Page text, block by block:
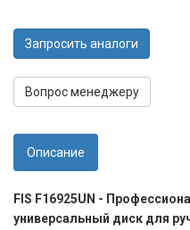
Запросить аналоги
Вопрос менеджеру
Описание
FIS F16925UN -
универсальный диск для